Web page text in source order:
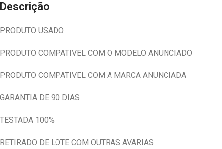
Descrição
PRODUTO USADO
PRODUTO COMPATIVEL COM O MODELO ANUNCIADO
PRODUTO COMPATIVEL COM A MARCA ANUNCIADA
GARANTIA DE 90 DIAS
TESTADA 100%
RETIRADO DE LOTE COM OUTRAS AVARIAS